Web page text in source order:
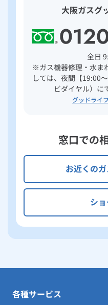
大阪ガスグ
全日
※ガス機器修理・水ま
しては、夜間【19:00
ビダイヤル）に
グッドライ
窓口での
お近くの
シ
各種サービス